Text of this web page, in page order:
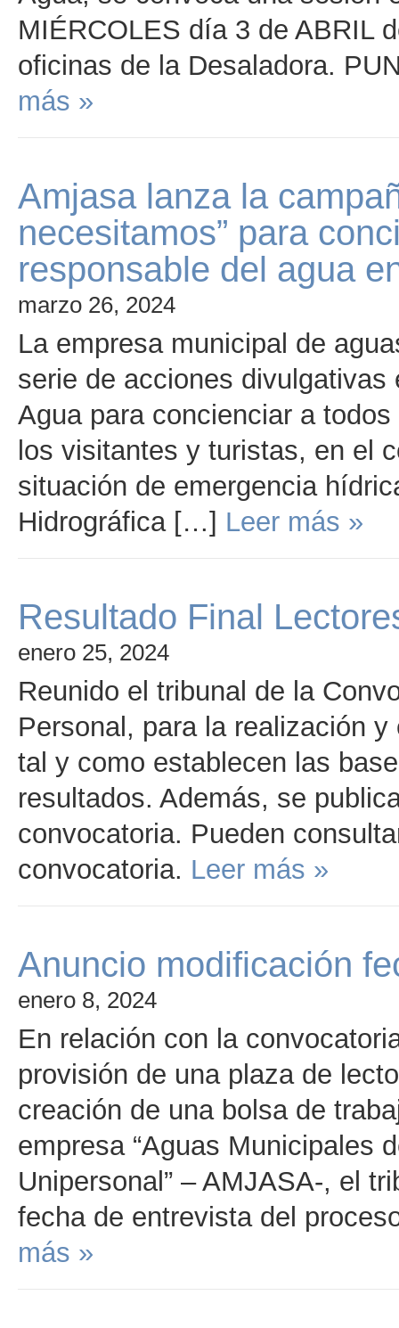
MIÉRCOLES día 3 de ABRIL
oficinas de la Desaladora.
más »
Amjasa lanza la
necesitamos” para
responsable del agua
marzo 26, 2024
La empresa municipal de
serie de acciones
Agua para concienciar a
los visitantes y turistas, en el
situación de emergencia
Hidrográfica […] Leer más »
Resultado Final
enero 25, 2024
Reunido el tribunal de la
Personal, para la realización
tal y como establecen las
resultados. Además, se
convocatoria. Pueden
convocatoria. Leer más »
Anuncio modificación
enero 8, 2024
En relación con la
provisión de una plaza de
creación de una bolsa de
empresa “Aguas Municipales
Unipersonal” – AMJASA-, el
fecha de entrevista del
más »